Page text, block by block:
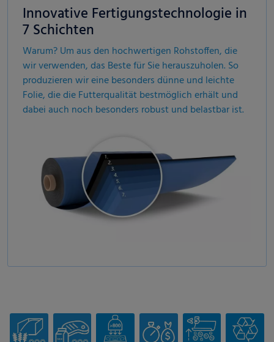
Innovative Fertigungstechnologie in
7 Schichten
Warum? Um aus den hochwertigen Rohstoffen, die
wir verwenden, das Beste für Sie herauszuholen. So
produzieren wir eine besonders dünne und leichte
Folie, die die Futterqualität bestmöglich erhält und
dabei auch noch besonders robust und belastbar ist.